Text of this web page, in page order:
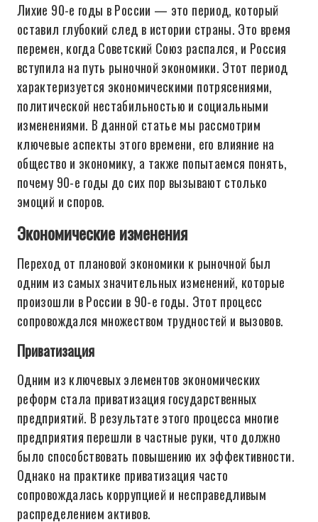
Лихие 90-е годы в России — это период, который
оставил глубокий след в истории страны. Это время
перемен, когда Советский Союз распался, и Россия
вступила на путь рыночной экономики. Этот период
характеризуется экономическими потрясениями,
политической нестабильностью и социальными
изменениями. В данной статье мы рассмотрим
ключевые аспекты этого времени, его влияние на
общество и экономику, а также попытаемся понять,
почему 90-е годы до сих пор вызывают столько
эмоций и споров.
Экономические изменения
Переход от плановой экономики к рыночной был
одним из самых значительных изменений, которые
произошли в России в 90-е годы. Этот процесс
сопровождался множеством трудностей и вызовов.
Приватизация
Одним из ключевых элементов экономических
реформ стала приватизация государственных
предприятий. В результате этого процесса многие
предприятия перешли в частные руки, что должно
было способствовать повышению их эффективности.
Однако на практике приватизация часто
сопровождалась коррупцией и несправедливым
распределением активов.